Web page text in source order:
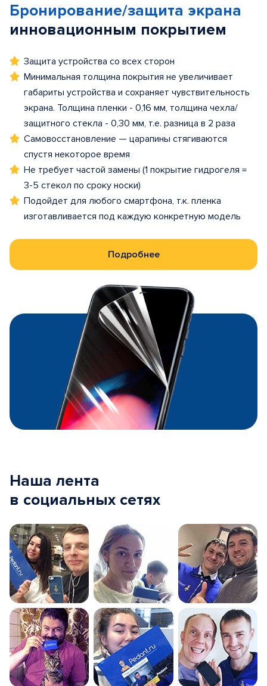
Бронирование/защита экрана
инновационным покрытием
Защита устройства со всех сторон
Минимальная толщина покрытия не увеличивает
габариты устройства и сохраняет чувствительность
экрана. Толщина пленки - 0,16 мм, толщина чехла/
защитного стекла - 0,30 мм, т.е. разница в 2 раза
Самовосстановление — царапины стягиваются
спустя некоторое время
Не требует частой замены (1 покрытие гидрогеля =
3-5 стекол по сроку носки)
Подойдет для любого смартфона, т.к. пленка
изготавливается под каждую конкретную модель
Подробнее
Наша лента
в социальных сетях